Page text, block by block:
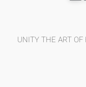
UNITY THE ART